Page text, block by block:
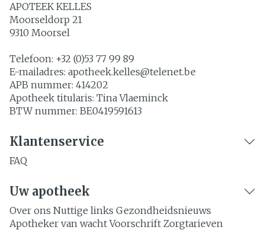
APOTEEK KELLES
Moorseldorp 21
9310 Moorsel
Telefoon: +32 (0)53 77 99 89
E-mailadres: apotheek.kelles@telenet.be
APB nummer: 414202
Apotheek titularis: Tina Vlaeminck
BTW nummer: BE0419591613
Klantenservice
FAQ
Uw apotheek
Over ons Nuttige links Gezondheidsnieuws
Apotheker van wacht Voorschrift Zorgtarieven